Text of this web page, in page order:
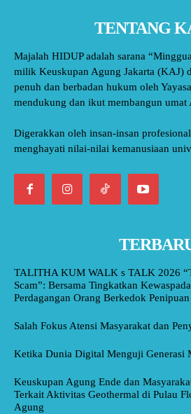
TENTANG
Majalah HIDUP adalah sarana
milik Keuskupan Agung Jakarta (KAJ)
penuh dan berbadan hukum oleh
mendukung dan ikut membangun umat
Digerakkan oleh insan-insan
menghayati nilai-nilai kemanusiaan
TALITHA KUM WALK s TALK 2026
Scam”: Bersama Tingkatkan
Perdagangan Orang Berkedok
Salah Fokus Atensi Masyarakat dan
Ketika Dunia Digital Menguji Generasi
Keuskupan Agung Ende dan
Terkait Aktivitas Geothermal di Pulau
Agung